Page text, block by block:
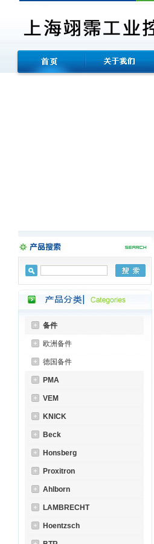
备件
欧洲备件
德国备件
PMA
VEM
KNICK
Beck
Honsberg
Proxitron
Ahlborn
LAMBRECHT
Hoentzsch